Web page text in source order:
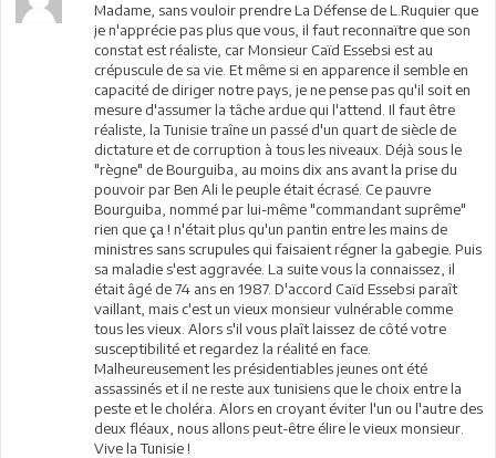
Madame, sans vouloir prendre La Défense de L.Ruquier que
je n'apprécie pas plus que vous, il faut reconnaïtre que son
constat est réaliste, car Monsieur Caïd Essebsi est au
crépuscule de sa vie. Et même si en apparence il semble en
capacité de diriger notre pays, je ne pense pas qu'il soit en
mesure d'assumer la tâche ardue qui l'attend. Il faut être
réaliste, la Tunisie traîne un passé d'un quart de siècle de
dictature et de corruption à tous les niveaux. Déjà sous le
"règne" de Bourguiba, au moins dix ans avant la prise du
pouvoir par Ben Ali le peuple était écrasé. Ce pauvre
Bourguiba, nommé par lui-même "commandant suprême"
rien que ça ! n'était plus qu'un pantin entre les mains de
ministres sans scrupules qui faisaient régner la gabegie. Puis
sa maladie s'est aggravée. La suite vous la connaissez, il
était âgé de 74 ans en 1987. D'accord Caïd Essebsi paraît
vaillant, mais c'est un vieux monsieur vulnérable comme
tous les vieux. Alors s'il vous plaît laissez de côté votre
susceptibilité et regardez la réalité en face.
Malheureusement les présidentiables jeunes ont été
assassinés et il ne reste aux tunisiens que le choix entre la
peste et le choléra. Alors en croyant éviter l'un ou l'autre des
deux fléaux, nous allons peut-être élire le vieux monsieur.
Vive la Tunisie !